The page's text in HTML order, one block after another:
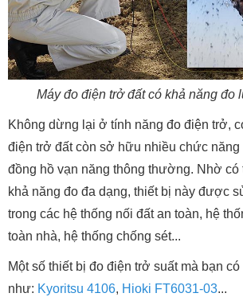
Máy đo điện trở đất có khả năng đo
Không dừng lại ở tính năng đo điện trở,
điện trở đất còn sở hữu nhiều chức
đồng hồ vạn năng thông thường. Nhờ có
khả năng đo đa dạng, thiết bị này được
trong các hệ thống nối đất an toàn, hệ
toàn nhà, hệ thống chống sét...
Một số thiết bị đo điện trở suất mà bạn
như: Kyoritsu 4106, Hioki FT6031-03...